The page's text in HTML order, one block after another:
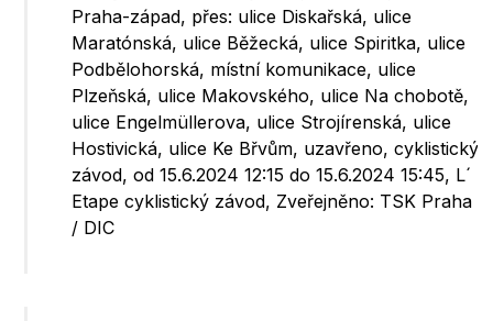
Praha-západ, přes: ulice Diskařská, ulice
Maratónská, ulice Běžecká, ulice Spiritka, ulice
Podbělohorská, místní komunikace, ulice
Plzeňská, ulice Makovského, ulice Na chobotě,
ulice Engelmüllerova, ulice Strojírenská, ulice
Hostivická, ulice Ke Břvům, uzavřeno, cyklistický
závod, od 15.6.2024 12:15 do 15.6.2024 15:45, L´
Etape cyklistický závod, Zveřejněno: TSK Praha
/ DIC